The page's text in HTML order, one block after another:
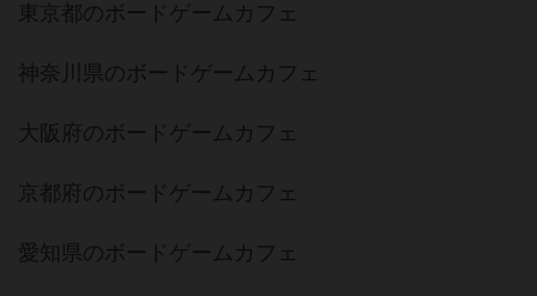
東京都のボードゲームカフェ
神奈川県のボードゲームカフェ
大阪府のボードゲームカフェ
京都府のボードゲームカフェ
愛知県のボードゲームカフェ